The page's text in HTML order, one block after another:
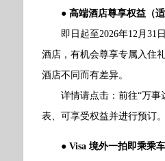
● 高端酒店尊享权益（
即日起至2026年12月31日
酒店，有机会尊享专属入住
酒店不同而有差异。
详情请点击：前往“万事达
表、可享受权益并进行预订
● Visa 境外一拍即乘乘